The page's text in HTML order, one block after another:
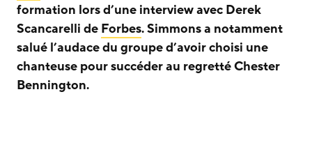
formation lors d’une interview avec Derek
Scancarelli de Forbes. Simmons a notamment
salué l’audace du groupe d’avoir choisi une
chanteuse pour succéder au regretté Chester
Bennington.